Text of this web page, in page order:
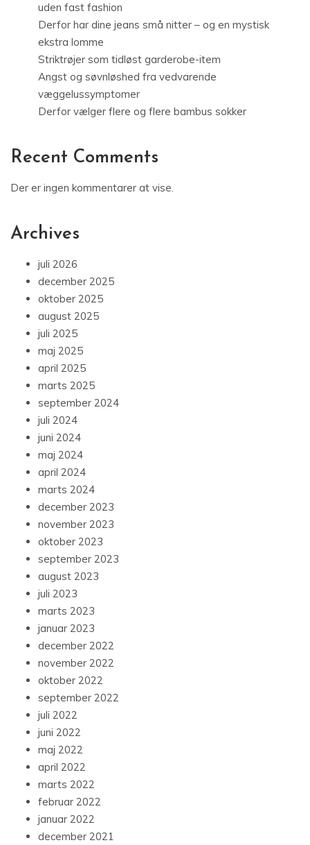
uden fast fashion
Derfor har dine jeans små nitter – og en mystisk
ekstra lomme
Striktrøjer som tidløst garderobe-item
Angst og søvnløshed fra vedvarende
væggelussymptomer
Derfor vælger flere og flere bambus sokker
Recent Comments
Der er ingen kommentarer at vise.
Archives
juli 2026
december 2025
oktober 2025
august 2025
juli 2025
maj 2025
april 2025
marts 2025
september 2024
juli 2024
juni 2024
maj 2024
april 2024
marts 2024
december 2023
november 2023
oktober 2023
september 2023
august 2023
juli 2023
marts 2023
januar 2023
december 2022
november 2022
oktober 2022
september 2022
juli 2022
juni 2022
maj 2022
april 2022
marts 2022
februar 2022
januar 2022
december 2021